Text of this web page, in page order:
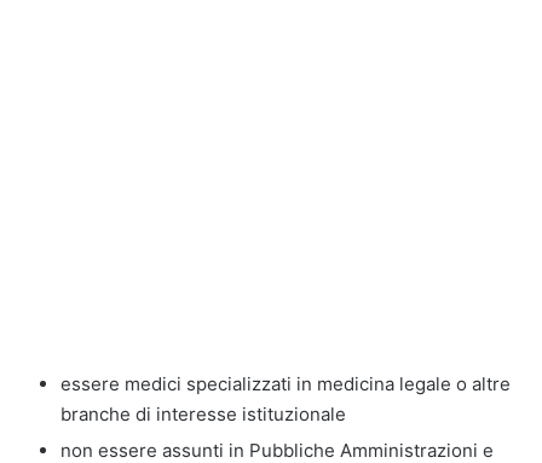
essere medici specializzati in medicina legale o altre
branche di interesse istituzionale
non essere assunti in Pubbliche Amministrazioni e